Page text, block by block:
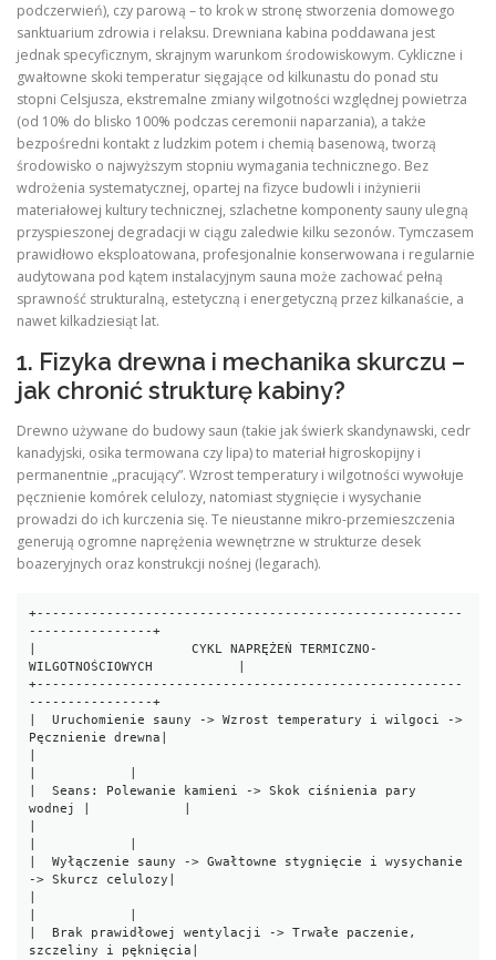
podczerwień), czy parową – to krok w stronę stworzenia domowego
sanktuarium zdrowia i relaksu. Drewniana kabina poddawana jest
jednak specyficznym, skrajnym warunkom środowiskowym. Cykliczne i
gwałtowne skoki temperatur sięgające od kilkunastu do ponad stu
stopni Celsjusza, ekstremalne zmiany wilgotności względnej powietrza
(od 10% do blisko 100% podczas ceremonii naparzania), a także
bezpośredni kontakt z ludzkim potem i chemią basenową, tworzą
środowisko o najwyższym stopniu wymagania technicznego. Bez
wdrożenia systematycznej, opartej na fizyce budowli i inżynierii
materiałowej kultury technicznej, szlachetne komponenty sauny ulegną
przyspieszonej degradacji w ciągu zaledwie kilku sezonów. Tymczasem
prawidłowo eksploatowana, profesjonalnie konserwowana i regularnie
audytowana pod kątem instalacyjnym sauna może zachować pełną
sprawność strukturalną, estetyczną i energetyczną przez kilkanaście, a
nawet kilkadziesiąt lat.
1. Fizyka drewna i mechanika skurczu –
jak chronić strukturę kabiny?
Drewno używane do budowy saun (takie jak świerk skandynawski, cedr
kanadyjski, osika termowana czy lipa) to materiał higroskopijny i
permanentnie „pracujący”. Wzrost temperatury i wilgotności wywołuje
pęcznienie komórek celulozy, natomiast stygnięcie i wysychanie
prowadzi do ich kurczenia się. Te nieustanne mikro-przemieszczenia
generują ogromne naprężenia wewnętrzne w strukturze desek
boazeryjnych oraz konstrukcji nośnej (legarach).
+-------------------------------------------------------
----------------+
|                    CYKL NAPRĘŻEŃ TERMICZNO-
WILGOTNOŚCIOWYCH           |
+-------------------------------------------------------
----------------+
|  Uruchomienie sauny -> Wzrost temperatury i wilgoci ->
Pęcznienie drewna|
|  Seans: Polewanie kamieni -> Skok ciśnienia pary
wodnej |            |
|  Wyłączenie sauny -> Gwałtowne stygnięcie i wysychanie
-> Skurcz celulozy|
|  Brak prawidłowej wentylacji -> Trwałe paczenie,
szczeliny i pęknięcia|